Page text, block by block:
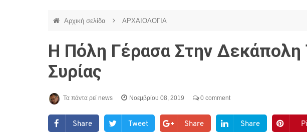
Αρχική σελίδα ΑΡΧΑΙΟΛΟΓΙΑ
Η Πόλη Γέρασα Στην Δεκάπολη
Συρίας
Τα πάντα ρεί news Νοεμβρίου 08, 2019 0 comment
Share Tweet Share Share